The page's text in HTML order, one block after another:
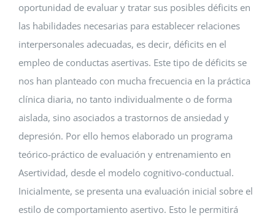
oportunidad de evaluar y tratar sus posibles déficits en
las habilidades necesarias para establecer relaciones
interpersonales adecuadas, es decir, déficits en el
empleo de conductas asertivas. Este tipo de déficits se
nos han planteado con mucha frecuencia en la práctica
clínica diaria, no tanto individualmente o de forma
aislada, sino asociados a trastornos de ansiedad y
depresión. Por ello hemos elaborado un programa
teórico-práctico de evaluación y entrenamiento en
Asertividad, desde el modelo cognitivo-conductual.
Inicialmente, se presenta una evaluación inicial sobre el
estilo de comportamiento asertivo. Esto le permitirá